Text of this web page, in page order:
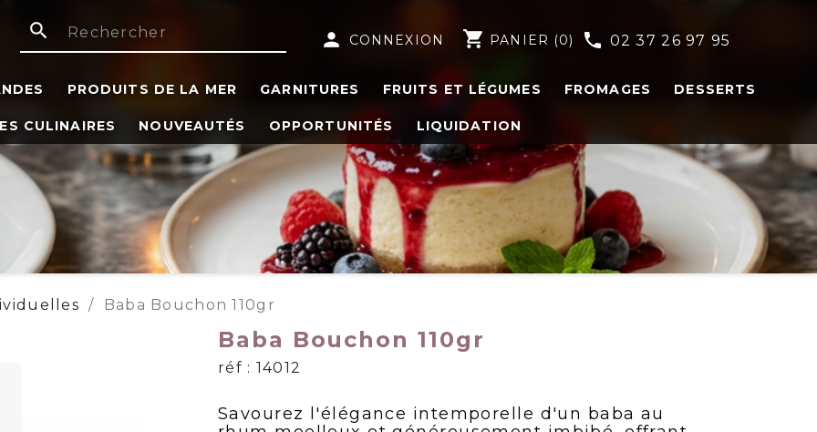
search person CONNEXION shopping_cart PANIER (0) phone 02 37 26 97 95
PRODUITS DE LA MER GARNITURES FRUITS ET LÉGUMES FROMAGES DESSERTS
CULINAIRES NOUVEAUTÉS OPPORTUNITÉS LIQUIDATION
Baba Bouchon 110gr
Baba Bouchon 110gr
réf : 14012
Savourez l'élégance intemporelle d'un baba au